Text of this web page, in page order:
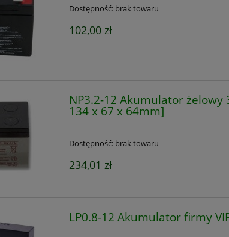
Dostępność: brak towaru
102,00 zł
NP3.2-12 Akumulator żelowy
134 x 67 x 64mm]
Dostępność: brak towaru
234,01 zł
LP0.8-12 Akumulator firmy